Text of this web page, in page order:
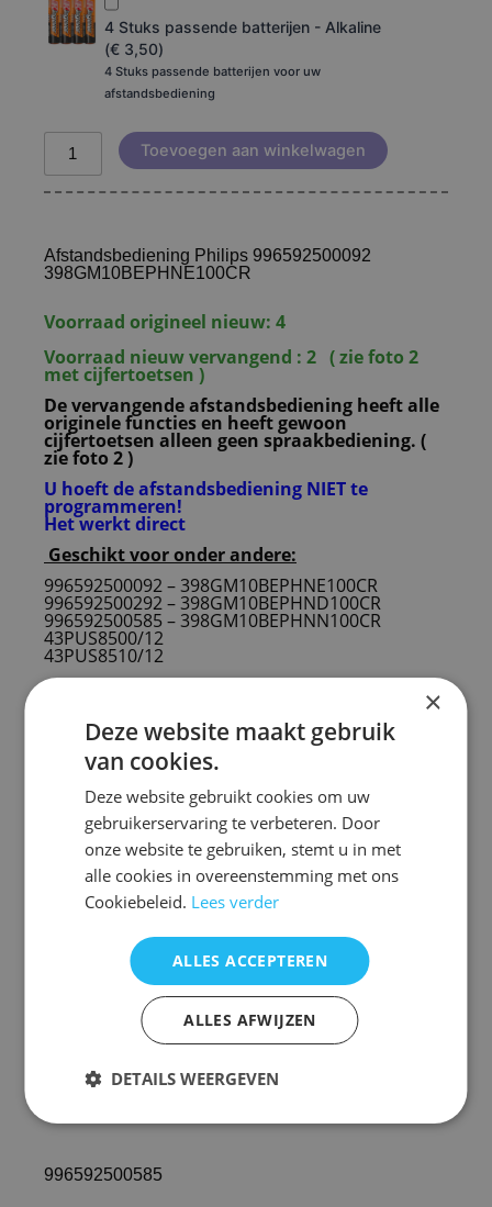
4 Stuks passende batterijen - Alkaline
(€ 3,50)
4 Stuks passende batterijen voor uw
afstandsbediening
Toevoegen aan winkelwagen
Afstandsbediening Philips 996592500092
398GM10BEPHNE100CR
Voorraad origineel nieuw: 4
Voorraad nieuw vervangend : 2 ( zie foto 2
met cijfertoetsen )
De vervangende afstandsbediening heeft alle
originele functies en heeft gewoon
cijfertoetsen alleen geen spraakbediening. (
zie foto 2 )
U hoeft de afstandsbediening NIET te
programmeren!
Het werkt direct
Geschikt voor onder andere:
996592500092 – 398GM10BEPHNE100CR
996592500292 – 398GM10BEPHND100CR
996592500585 – 398GM10BEPHNN100CR
43PUS8500/12
43PUS8510/12
996592500291
43PUS8550/12
43PUS8600/12
43PUS9000/12
48OLED760/12
50PUS8500/12
50PUS8510/12
50PUS9000/12
50PUS9010/12
50PUS9060/12
55OLED760/12
55PUS8510/12
55PUS8550/12
65PUS8500/12
65PUS8600/12
65PUS8550/12
398GM10BEPHNE100CR
996592500092
43pus7800
996592500585
×
Deze website maakt gebruik
van cookies.
Deze website gebruikt cookies om uw
gebruikerservaring te verbeteren. Door
onze website te gebruiken, stemt u in met
alle cookies in overeenstemming met ons
Cookiebeleid. Lees verder
ALLES ACCEPTEREN
ALLES AFWIJZEN
DETAILS WEERGEVEN